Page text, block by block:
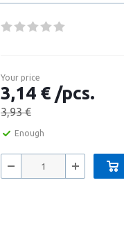
Your price
3,14 € /pcs.
3,93 €
Enough